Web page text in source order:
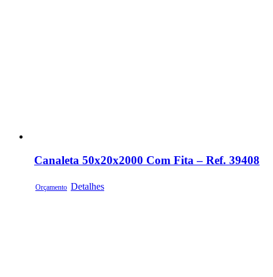
Canaleta 50x20x2000 Com Fita – Ref. 39408
Orçamento Detalhes